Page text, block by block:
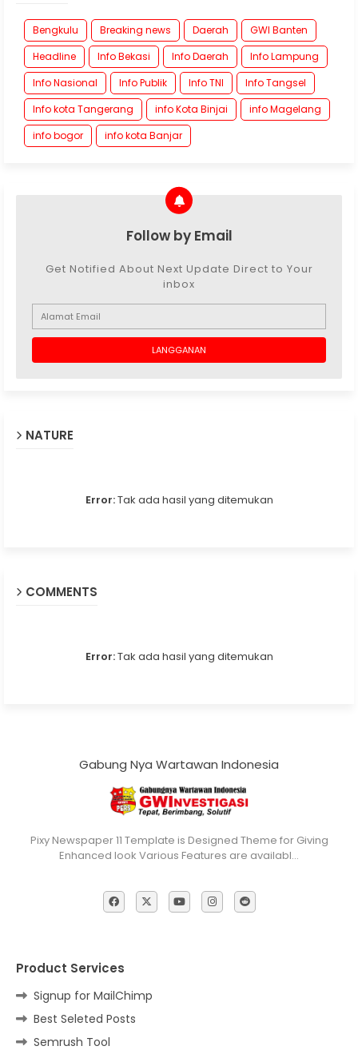
Bengkulu Breaking news Daerah
GWI Banten
Headline
Info Bekasi Info Daerah
Info Lampung
Info Nasional
Info Publik Info TNI
Info Tangsel
Info kota Tangerang
info Kota Binjai
info Magelang
info bogor
info kota Banjar
Follow by Email
Get Notified About Next Update Direct to Your
inbox
NATURE
Error:Tak ada hasil yang ditemukan
COMMENTS
Error:Tak ada hasil yang ditemukan
Gabung Nya Wartawan Indonesia
Pixy Newspaper 11 Template is Designed Theme for Giving
Enhanced look Various Features are availabl…
Product Services
Signup for MailChimp
Best Seleted Posts
Semrush Tool